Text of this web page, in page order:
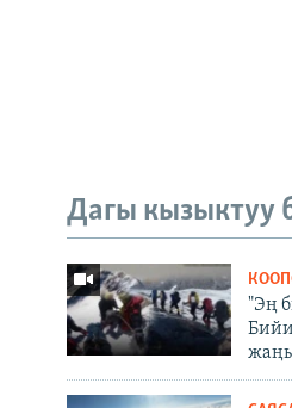
Дагы кызыктуу
"Эң